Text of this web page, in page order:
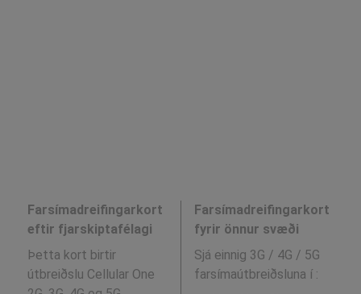
Farsímadreifingarkort
eftir fjarskiptafélagi
Þetta kort birtir
útbreiðslu Cellular One
Farsímadreifingarkort
fyrir önnur svæði
Sjá einnig 3G / 4G / 5G
farsímaútbreiðsluna í :